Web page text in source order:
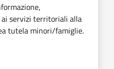
servizi territoriali alla
tutela minori/famiglie.